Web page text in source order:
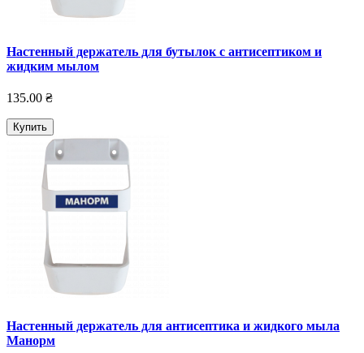
Настенный держатель для бутылок с антисептиком и
жидким мылом
135.00 ₴
Купить
Настенный держатель для антисептика и жидкого мыла
Манорм